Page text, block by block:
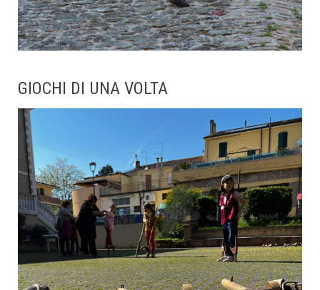
GIOCHI DI UNA VOLTA